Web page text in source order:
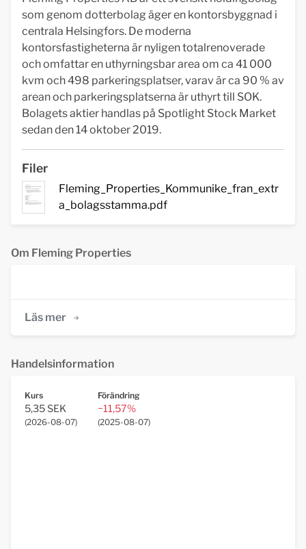
som genom dotterbolag äger en kontorsbyggnad i
centrala Helsingfors. De moderna
kontorsfastigheterna är nyligen totalrenoverade
och omfattar en uthyrningsbar area om ca 41 000
kvm och 498 parkeringsplatser, varav är ca 90 % av
arean och parkeringsplatserna är uthyrt till SOK.
Bolagets aktier handlas på Spotlight Stock Market
sedan den 14 oktober 2019.
Filer
Fleming_Properties_Kommunike_fran_extr
a_bolagsstamma.pdf
Om Fleming Properties
Läs mer
Handelsinformation
Kurs
5,35 SEK
(2026-08-07)
Förändring
−11,57%
(2025-08-07)